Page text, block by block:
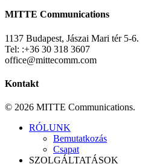
MITTE Communications
1137 Budapest, Jászai Mari tér 5-6.
Tel: :+36 30 318 3607
office@mittecomm.com
Kontakt
© 2026 MITTE Communications.
Close
RÓLUNK
Bemutatkozás
Csapat
SZOLGÁLTATÁSOK